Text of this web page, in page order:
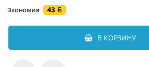
Экономия 43
В КОРЗИНУ